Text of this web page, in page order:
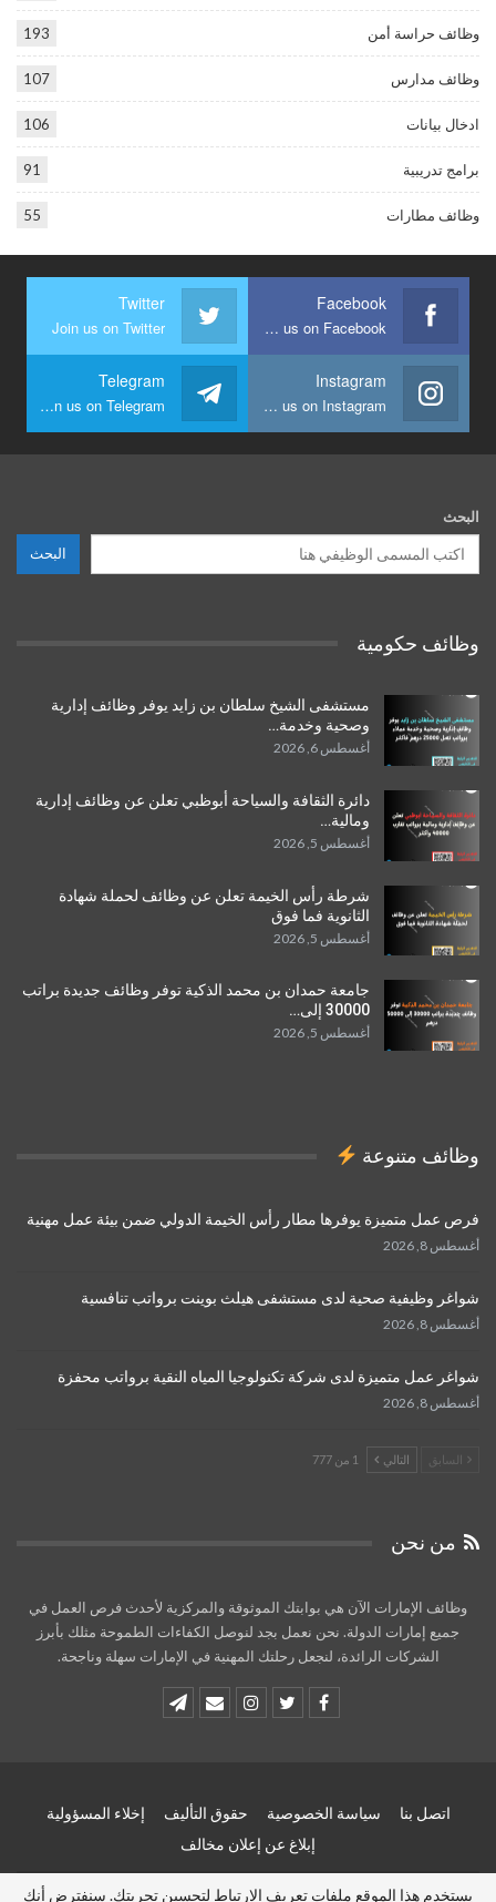
وظائف حراسة أمن 193
وظائف مدارس 107
ادخال بيانات 106
برامج تدريبية 91
وظائف مطارات 55
Facebook
Join us on Facebook
Twitter
Join us on Twitter
Instagram
Join us on Instagram
Telegram
Join us on Telegram
البحث
البحث
وظائف حكومية
مستشفى الشيخ سلطان بن زايد يوفر وظائف إدارية
وصحية وخدمة…
أغسطس 6, 2026
دائرة الثقافة والسياحة أبوظبي تعلن عن وظائف إدارية
ومالية…
أغسطس 5, 2026
شرطة رأس الخيمة تعلن عن وظائف لحملة شهادة
الثانوية فما فوق
أغسطس 5, 2026
جامعة حمدان بن محمد الذكية توفر وظائف جديدة براتب
30000 إلى…
أغسطس 5, 2026
وظائف متنوعة
فرص عمل متميزة يوفرها مطار رأس الخيمة الدولي ضمن بيئة عمل مهنية
أغسطس 8, 2026
شواغر وظيفية صحية لدى مستشفى هيلث بوينت برواتب تنافسية
أغسطس 8, 2026
شواغر عمل متميزة لدى شركة تكنولوجيا المياه النقية برواتب محفزة
أغسطس 8, 2026
السابق التالي 1 من 777
من نحن
وظائف الإمارات الآن هي بوابتك الموثوقة والمركزية لأحدث فرص العمل في
جميع إمارات الدولة. نحن نعمل بجد لنوصل الكفاءات الطموحة مثلك بأبرز
الشركات الرائدة، لنجعل رحلتك المهنية في الإمارات سهلة وناجحة.
اتصل بنا سياسة الخصوصية حقوق التأليف
إخلاء المسؤولية
إبلاغ عن إعلان مخالف
يستخدم هذا الموقع ملفات تعريف الارتباط لتحسين تجربتك. سنفترض أنك